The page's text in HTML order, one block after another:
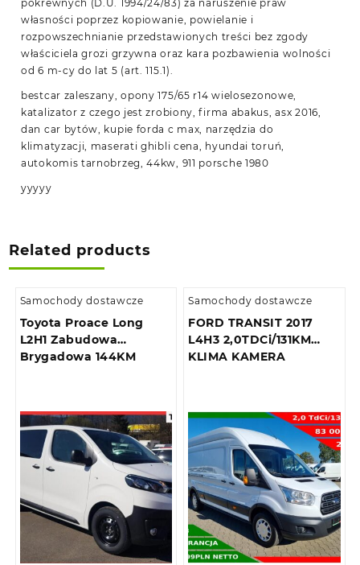
pokrewnych (D.U. 1994/24/83) za naruszenie praw
własności poprzez kopiowanie, powielanie i
rozpowszechnianie przedstawionych treści bez zgody
właściciela grozi grzywna oraz kara pozbawienia wolności
od 6 m-cy do lat 5 (art. 115.1).
bestcar zaleszany, opony 175/65 r14 wielosezonowe,
katalizator z czego jest zrobiony, firma abakus, asx 2016,
dan car bytów, kupie forda c max, narzędzia do
klimatyzacji, maserati ghibli cena, hyundai toruń,
autokomis tarnobrzeg, 44kw, 911 porsche 1980
yyyyy
Related products
Samochody dostawcze
Toyota Proace Long
L2H1 Zabudowa
Brygadowa 144KM
Samochody dostawcze
FORD TRANSIT 2017
L4H3 2,0TDCi/131KM
KLIMA KAMERA